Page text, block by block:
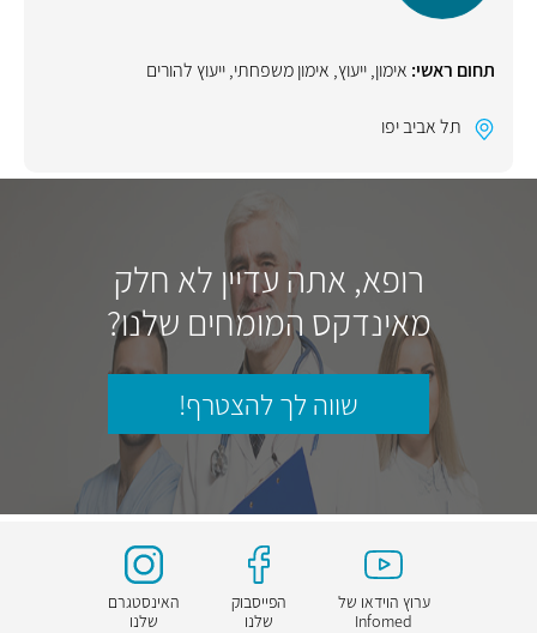
תחום ראשי: אימון,ייעוץ, אימון משפחתי,ייעוץ להורים
תל אביב יפו
רופא, אתה עדיין לא חלק
מאינדקס המומחים שלנו?
שווה לך להצטרף!
ערוץ הוידאו של
Infomed
הפייסבוק
שלנו
האינסטגרם
שלנו